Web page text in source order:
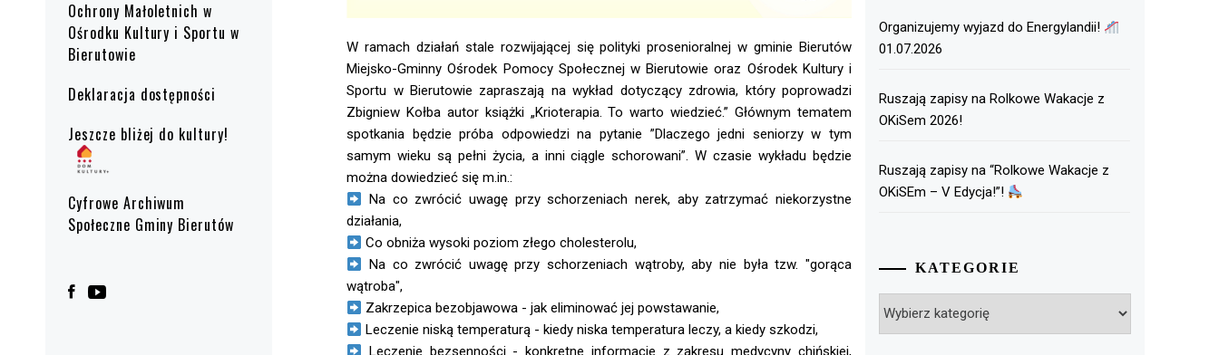
Ochrony Małoletnich w
Ośrodku Kultury i Sportu w
Bierutowie
Deklaracja dostępności
Jeszcze bliżej do kultury!
Cyfrowe Archiwum
Społeczne Gminy Bierutów
W ramach działań stale rozwijającej się polityki prosenioralnej w gminie Bierutów
Miejsko-Gminny Ośrodek Pomocy Społecznej w Bierutowie oraz Ośrodek Kultury i
Sportu w Bierutowie zapraszają na wykład dotyczący zdrowia, który poprowadzi
Zbigniew Kołba autor książki „Krioterapia. To warto wiedzieć.” Głównym tematem
spotkania będzie próba odpowiedzi na pytanie ”Dlaczego jedni seniorzy w tym
samym wieku są pełni życia, a inni ciągle schorowani”. W czasie wykładu będzie
można dowiedzieć się m.in.:
Na co zwrócić uwagę przy schorzeniach nerek, aby zatrzymać niekorzystne
działania,
Co obniża wysoki poziom złego cholesterolu,
Na co zwrócić uwagę przy schorzeniach wątroby, aby nie była tzw. "gorąca
wątroba",
Zakrzepica bezobjawowa - jak eliminować jej powstawanie,
Leczenie niską temperaturą - kiedy niska temperatura leczy, a kiedy szkodzi,
Leczenie bezsenności - konkretne informacje z zakresu medycyny chińskiej,
Organizujemy wyjazd do Energylandii!
01.07.2026
Ruszają zapisy na Rolkowe Wakacje z
OKiSem 2026!
Ruszają zapisy na “Rolkowe Wakacje z
OKiSEm – V Edycja!”!
KATEGORIE